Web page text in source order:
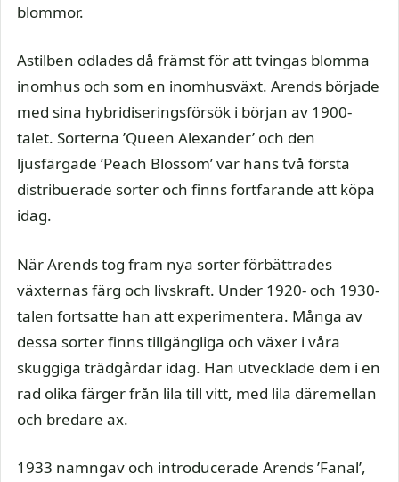
blommor.
Astilben odlades då främst för att tvingas blomma
inomhus och som en inomhusväxt. Arends började
med sina hybridiseringsförsök i början av 1900-
talet. Sorterna ’Queen Alexander’ och den
ljusfärgade ’Peach Blossom’ var hans två första
distribuerade sorter och finns fortfarande att köpa
idag.
När Arends tog fram nya sorter förbättrades
växternas färg och livskraft. Under 1920- och 1930-
talen fortsatte han att experimentera. Många av
dessa sorter finns tillgängliga och växer i våra
skuggiga trädgårdar idag. Han utvecklade dem i en
rad olika färger från lila till vitt, med lila däremellan
och bredare ax.
1933 namngav och introducerade Arends ’Fanal’,